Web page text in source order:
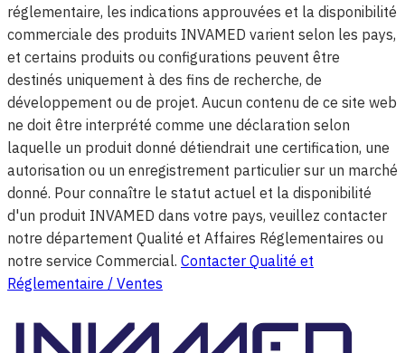
réglementaire, les indications approuvées et la disponibilité
commerciale des produits INVAMED varient selon les pays,
et certains produits ou configurations peuvent être
destinés uniquement à des fins de recherche, de
développement ou de projet. Aucun contenu de ce site web
ne doit être interprété comme une déclaration selon
laquelle un produit donné détiendrait une certification, une
autorisation ou un enregistrement particulier sur un marché
donné. Pour connaître le statut actuel et la disponibilité
d'un produit INVAMED dans votre pays, veuillez contacter
notre département Qualité et Affaires Réglementaires ou
notre service Commercial. Contacter Qualité et
Réglementaire / Ventes